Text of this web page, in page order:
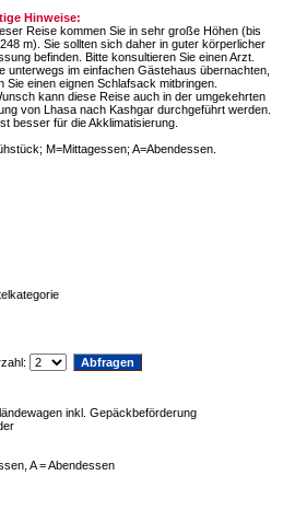
Hinweise:
Reise kommen Sie in sehr große Höhen (bis
m). Sie sollten sich daher in guter körperlicher
befinden. Bitte konsultieren Sie einen Arzt.
unterwegs im einfachen Gästehaus übernachten,
Sie einen eignen Schlafsack mitbringen.
kann diese Reise auch in der umgekehrten
von Lhasa nach Kashgar durchgeführt werden.
besser für die Akklimatisierung.
M=Mittagessen; A=Abendessen.
inkl. Gepäckbeförderung
A = Abendessen